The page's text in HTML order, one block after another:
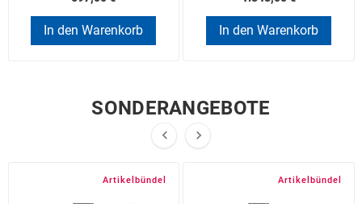
In den Warenkorb In den Warenkorb
SONDERANGEBOTE
 
Artikelbündel Artikelbündel